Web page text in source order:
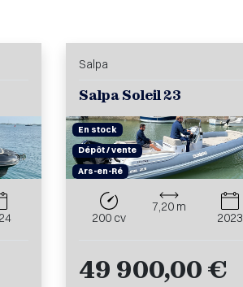
Salpa
Salpa Soleil 23
En stock
Dépôt / vente
Ars-en-Ré
200 cv
7,20 m
2023
49 900,00 €